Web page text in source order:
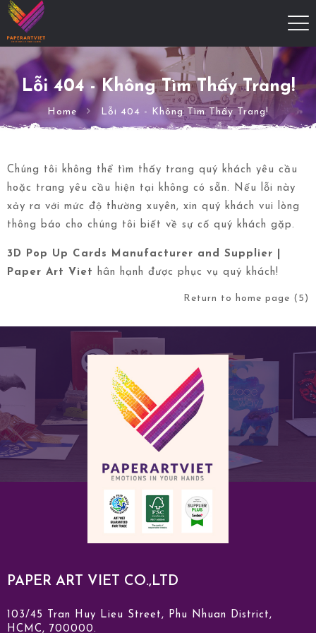
Lỗi 404 - Không Tìm Thấy Trang!
Home Lỗi 404 - Không Tìm Thấy Trang!
Chúng tôi không thể tìm thấy trang quý khách yêu cầu
hoặc trang yêu cầu hiện tại không có sẵn. Nếu lỗi này
xảy ra với mức độ thường xuyên, xin quý khách vui lòng
thông báo cho chúng tôi biết về sự cố quý khách gặp.
3D Pop Up Cards Manufacturer and Supplier |
Paper Art Viet hân hạnh được phục vụ quý khách!
Return to home page (5)
PAPER ART VIET CO.,LTD
103/45 Tran Huy Lieu Street, Phu Nhuan District,
HCMC, 700000.